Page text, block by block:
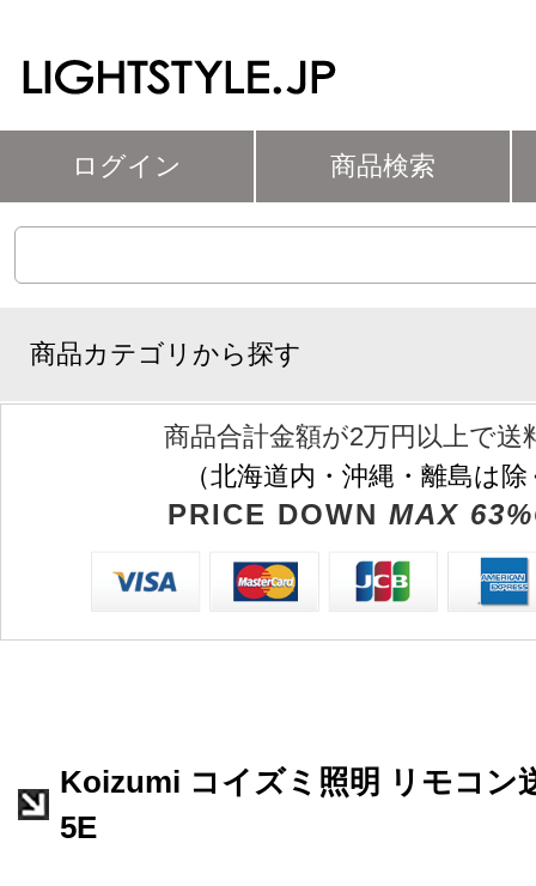
ログイン 商品検索
商品カテゴリから探す
商品合計金額が2万円以上で送
（北海道内・沖縄・離島は
PRICE DOWN MAX
Koizumi コイズミ照明 リモコン
5E